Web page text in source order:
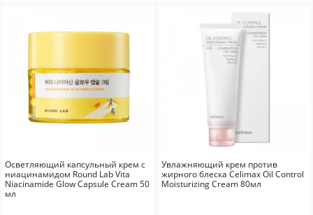
Осветляющий капсульный крем с
ниацинамидом Round Lab Vita
Niacinamide Glow Capsule Cream 50
мл
Увлажняющий крем против
жирного блеска Celimax Oil Control
Moisturizing Cream 80мл